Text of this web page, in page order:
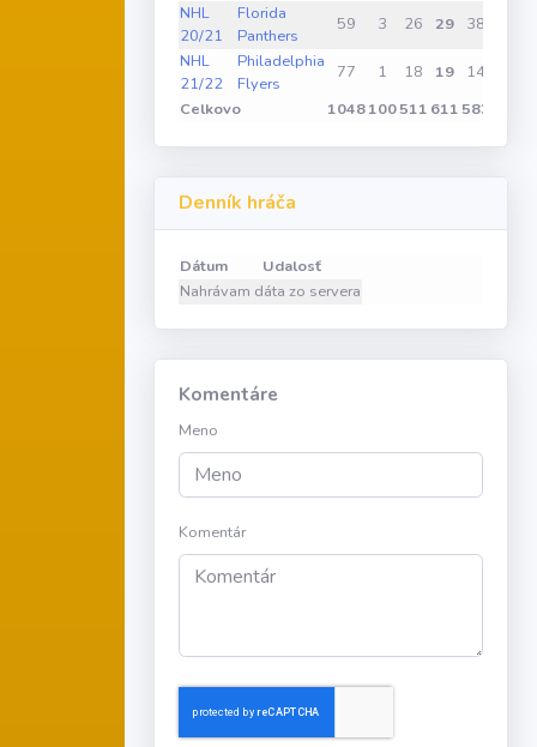
NHL
20/21
Florida
Panthers
59 3 26 29 38
NHL
21/22
Philadelphia
Flyers
77 1 18 19 14
Celkovo
1048100511 611 583
Denník hráča
Dátum
Udalosť
Nahrávam dáta zo servera
Komentáre
Meno
Komentár